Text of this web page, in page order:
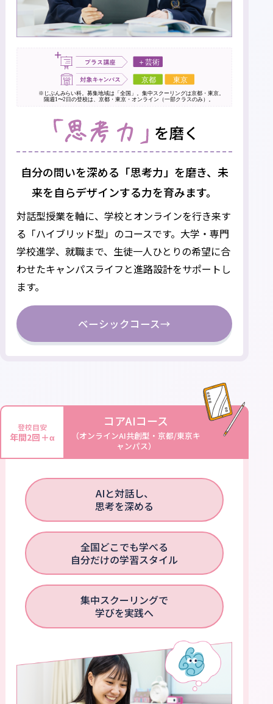
自分の問いを深める「思考力」を磨き、 未
来を自らデザインする力を育みます。
対話型授業を軸に、学校とオンラインを行き来す
る「ハイブリッド型」のコースです。 大学・専門
学校進学、就職まで、生徒一人ひとりの希望に合
わせたキャンパスライフと進路設計をサポートし
ます。
ベーシックコース→
登校目安
年間2回＋α
コアAIコース
（オンラインAI共創型・京都/東京キ
ャンパス）
AIと対話し、
思考を深める
全国どこでも学べる
自分だけの学習スタイル
集中スクーリングで
学びを実践へ